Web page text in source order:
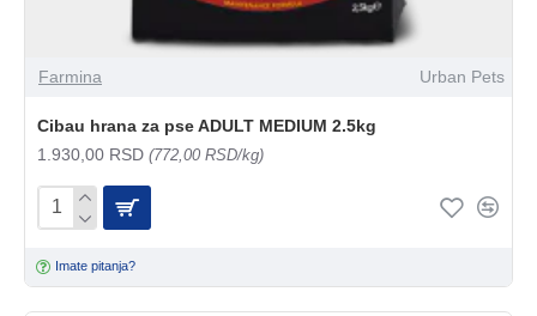
Farmina Urban Pets
Cibau hrana za pse ADULT MEDIUM 2.5kg
1.930,00 RSD (772,00 RSD/kg)
Imate pitanja?